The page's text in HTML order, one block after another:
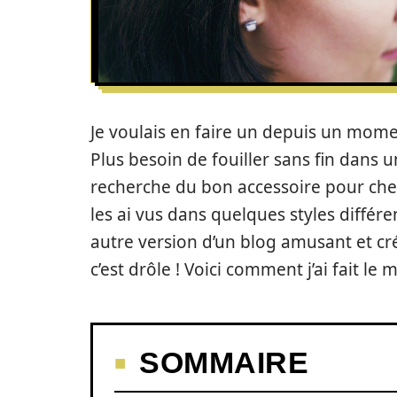
Je voulais en faire un depuis un
Plus besoin de fouiller sans fin dans
recherche du bon accessoire pour
les ai vus dans quelques styles
autre version d’un blog amusant et
c’est drôle ! Voici comment j’ai fait le
SOMMAIRE